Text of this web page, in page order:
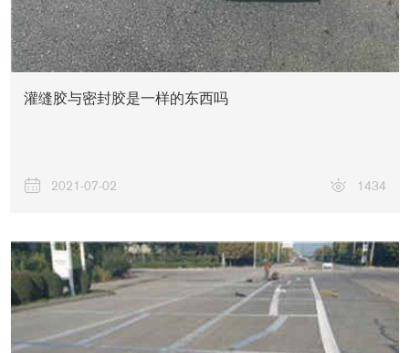
灌缝胶与密封胶是一样的东西吗
2021-07-02 1434